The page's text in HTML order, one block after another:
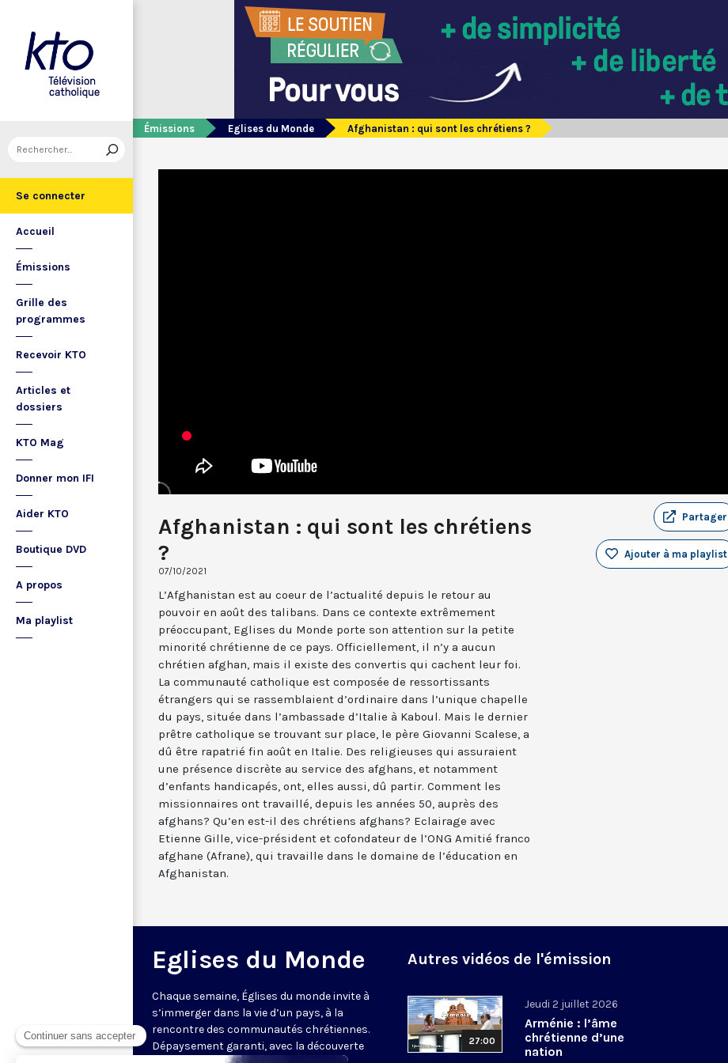
Se connecter
Accueil
Émissions
Grille des
programmes
Recevoir KTO
Articles et
dossiers
KTO Mag
Donner mon IFI
Aider KTO
Boutique DVD
A propos
Ma playlist
Émissions Eglises du Monde Afghanistan : qui sont les chrétiens ?
Afghanistan : qui sont les chrétiens
?
07/10/2021
Partager
Ajouter à ma playlist
L’Afghanistan est au coeur de l’actualité depuis le retour au
pouvoir en août des talibans. Dans ce contexte extrêmement
préoccupant, Eglises du Monde porte son attention sur la petite
minorité chrétienne de ce pays. Officiellement, il n’y a aucun
chrétien afghan, mais il existe des convertis qui cachent leur foi.
La communauté catholique est composée de ressortissants
étrangers qui se rassemblaient d’ordinaire dans l’unique chapelle
du pays, située dans l’ambassade d’Italie à Kaboul. Mais le dernier
prêtre catholique se trouvant sur place, le père Giovanni Scalese, a
dû être rapatrié fin août en Italie. Des religieuses qui assuraient
une présence discrète au service des afghans, et notamment
d’enfants handicapés, ont, elles aussi, dû partir. Comment les
missionnaires ont travaillé, depuis les années 50, auprès des
afghans? Qu’en est-il des chrétiens afghans? Eclairage avec
Etienne Gille, vice-président et cofondateur de l’ONG Amitié franco
afghane (Afrane), qui travaille dans le domaine de l’éducation en
Afghanistan.
Eglises du Monde
Chaque semaine, Églises du monde invite à
s’immerger dans la vie d’un pays, à la
rencontre des communautés chrétiennes.
Dépaysement garanti, avec la découverte
Autres vidéos de l'émission
27:00
Jeudi 2 juillet 2026
Arménie : l’âme
chrétienne d’une
nation